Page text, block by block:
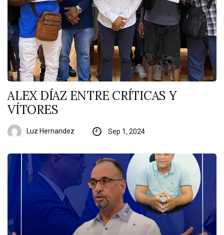
ALEX DÍAZ ENTRE CRÍTICAS Y
VÍTORES
Luz Hernandez Sep 1, 2024